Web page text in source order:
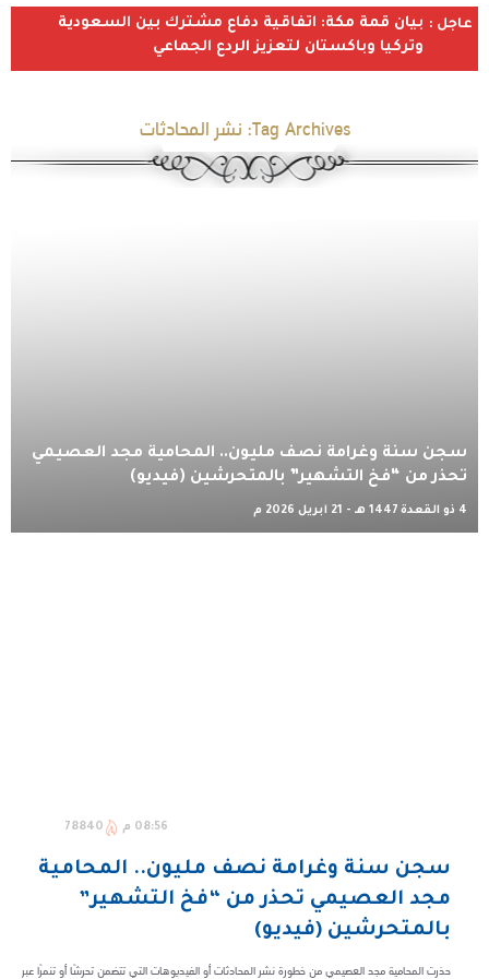
عاجل : بيان قمة مكة: اتفاقية دفاع مشترك بين السعودية
وتركيا وباكستان لتعزيز الردع الجماعي
Tag Archives: نشر المحادثات
سجن سنة وغرامة نصف مليون.. المحامية مجد العصيمي
تحذر من “فخ التشهير” بالمتحرشين (فيديو)
4 ذو القعدة 1447 هـ - 21 أبريل 2026 م
08:56 م 78840
سجن سنة وغرامة نصف مليون.. المحامية
مجد العصيمي تحذر من “فخ التشهير”
بالمتحرشين (فيديو)
حذرت المحامية مجد العصيمي من خطورة نشر المحادثات أو الفيديوهات التي تتضمن تحرشًا أو تنمرًا عبر